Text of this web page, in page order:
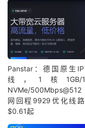
Panstar：德国原生IP
线，1核1GB/
NVMe/500Mbps@512
网回程9929优化线
$0.61起